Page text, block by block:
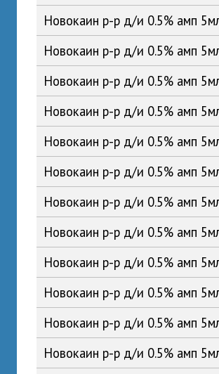
Новокаин р-р д/и 0.5% амп
Новокаин р-р д/и 0.5% амп
Новокаин р-р д/и 0.5% амп
Новокаин р-р д/и 0.5% амп
Новокаин р-р д/и 0.5% амп
Новокаин р-р д/и 0.5% амп
Новокаин р-р д/и 0.5% амп
Новокаин р-р д/и 0.5% амп
Новокаин р-р д/и 0.5% амп
Новокаин р-р д/и 0.5% амп
Новокаин р-р д/и 0.5% амп
Новокаин р-р д/и 0.5% амп